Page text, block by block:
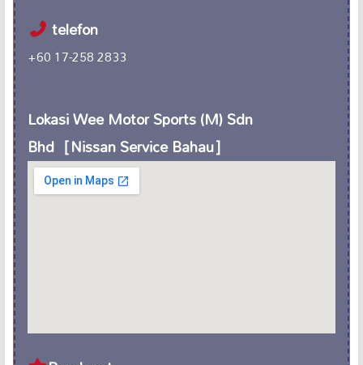
telefon
+60 17-258 2833
Lokasi Wee Motor Sports (M) Sdn
Bhd［Nissan Service Bahau］